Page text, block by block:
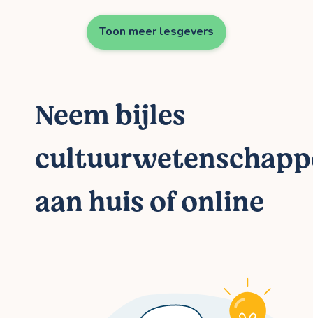
Toon meer lesgevers
Neem bijles
aan huis of online